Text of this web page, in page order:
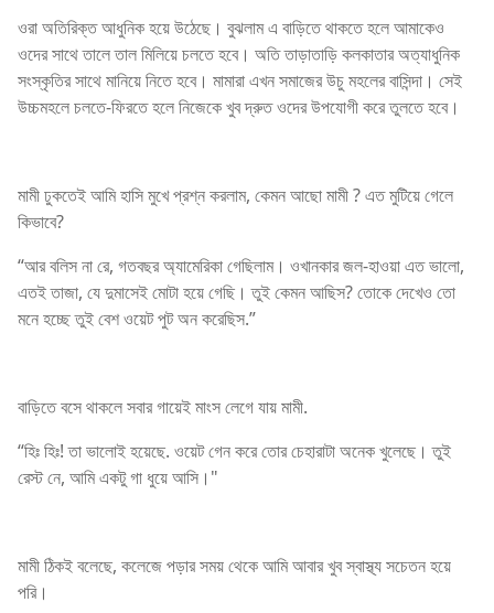
ওরা অতিরিক্ত আধুনিক হয়ে উঠেছে। বুঝলাম এ বাড়িতে থাকতে হলে আমাকেও
ওদের সাথে তালে তাল মিলিয়ে চলতে হবে। অতি তাড়াতাড়ি কলকাতার অত্যাধুনিক
সংস্কৃতির সাথে মানিয়ে নিতে হবে। মামারা এখন সমাজের উচু মহলের বাসিন্দা। সেই
উচ্চমহলে চলতে-ফিরতে হলে নিজেকে খুব দ্রুত ওদের উপযোগী করে তুলতে হবে।
মামী ঢুকতেই আমি হাসি মুখে প্রশ্ন করলাম, কেমন আছো মামী ? এত মুটিয়ে গেলে
কিভাবে?
“আর বলিস না রে, গতবছর অ্যামেরিকা গেছিলাম। ওখানকার জল-হাওয়া এত ভালো,
এতই তাজা, যে দুমাসেই মোটা হয়ে গেছি। তুই কেমন আছিস? তোকে দেখেও তো
মনে হচ্ছে তুই বেশ ওয়েট পুট অন করেছিস.”
বাড়িতে বসে থাকলে সবার গায়েই মাংস লেগে যায় মামী.
“হিঃ হিঃ! তা ভালোই হয়েছে. ওয়েট গেন করে তোর চেহারাটা অনেক খুলেছে। তুই
রেস্ট নে, আমি একটু গা ধুয়ে আসি।"
মামী ঠিকই বলেছে, কলেজে পড়ার সময় থেকে আমি আবার খুব স্বাস্থ্য সচেতন হয়ে
পরি।